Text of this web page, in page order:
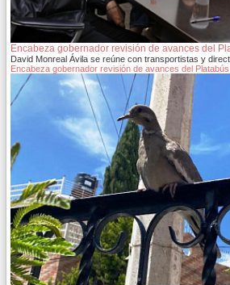
Encabeza gobernador revisión de avances del
David Monreal Ávila se reúne con transportistas y
Encabeza gobernador revisión de avances del Platabús